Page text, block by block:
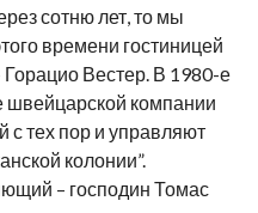
сотню лет, то мы
времени гостиницей
Вестер. В 1980-е
швейцарской компании
с тех пор и управляют
колонии”.
– господин Томас